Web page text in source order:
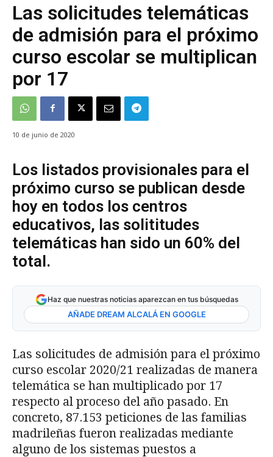
Las solicitudes telemáticas
de admisión para el próximo
curso escolar se multiplican
por 17
10 de junio de 2020
Los listados provisionales para el
próximo curso se publican desde
hoy en todos los centros
educativos, las solititudes
telemáticas han sido un 60% del
total.
Haz que nuestras noticias aparezcan en tus búsquedas
AÑADE DREAM ALCALÁ EN GOOGLE
Las solicitudes de admisión para el próximo
curso escolar 2020/21 realizadas de manera
telemática se han multiplicado por 17
respecto al proceso del año pasado. En
concreto, 87.153 peticiones de las familias
madrileñas fueron realizadas mediante
alguno de los sistemas puestos a